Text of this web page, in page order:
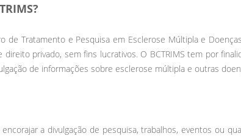
de Tratamento e Pesquisa em Esclerose Múltipla e
direito privado, sem fins lucrativos. O BCTRIMS tem por
de informações sobre esclerose múltipla e outras
a divulgação de pesquisa, trabalhos, eventos ou